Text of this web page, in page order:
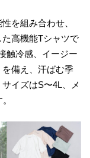
を組み合わせ、
高機能Tシャツで
触冷感、イージー
備え、汗ばむ季
イズはS〜4L、メ